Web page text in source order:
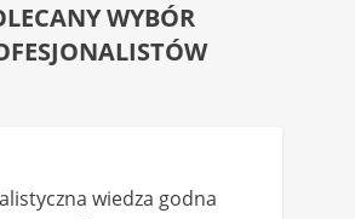
WYBÓR
wiedza godna